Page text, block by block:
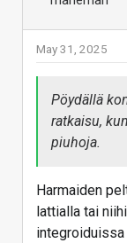
May 31, 2025
Pöydällä
ratkaisu,
piuhoja.
Harmaiden
lattialla tai